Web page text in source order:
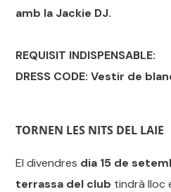
amb la Jackie DJ.
REQUISIT INDISPENSABLE:
DRESS CODE: Vestir de
TORNEN LES NITS DEL LAIE
El divendres dia 15 de
terrassa del club tindrà lloc